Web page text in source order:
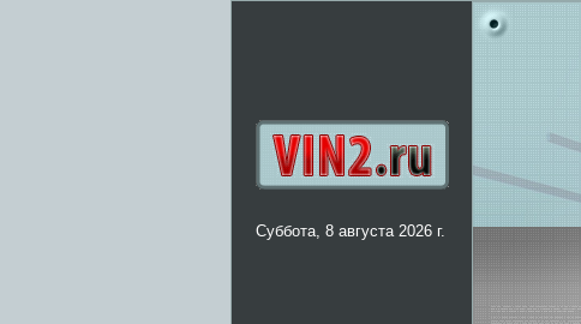
Суббота, 8 августа 2026 г.